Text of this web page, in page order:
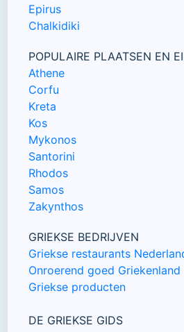
Epirus
Chalkidiki
POPULAIRE PLAATSEN EN
Athene
Corfu
Kreta
Kos
Mykonos
Santorini
Rhodos
Samos
Zakynthos
GRIEKSE BEDRIJVEN
Griekse restaurants
Onroerend goed Griekenland
Griekse producten
DE GRIEKSE GIDS